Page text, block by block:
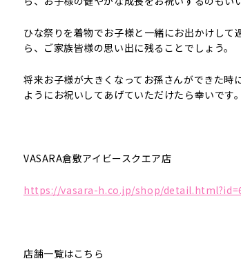
ひな祭りを着物でお子様と一緒にお出かけして
ら、ご家族皆様の思い出に残ることでしょう。
将来お子様が大きくなってお孫さんができた時
ようにお祝いしてあげていただけたら幸いです。
VASARA倉敷アイビースクエア店
https://vasara-h.co.jp/shop/
店舗一覧はこちら